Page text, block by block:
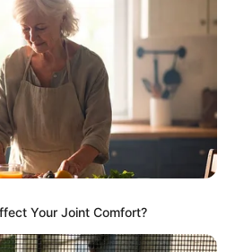
Your Joint Comfort?